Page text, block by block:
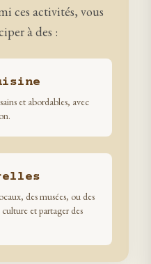
ces activités, vous
à des :
et abordables, avec
des musées, ou des
et partager des